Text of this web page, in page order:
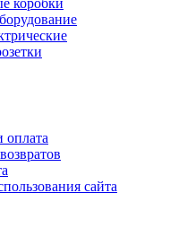
коробки
оплата
сайта